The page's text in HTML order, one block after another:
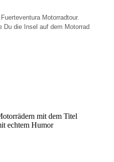
Motorradtour.
Du die Insel auf dem Motorrad